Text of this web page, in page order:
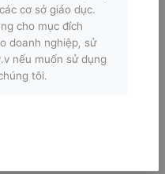
cơ sở giáo dục.
cho mục đích
doanh nghiệp, sử
nếu muốn sử dụng
tôi.